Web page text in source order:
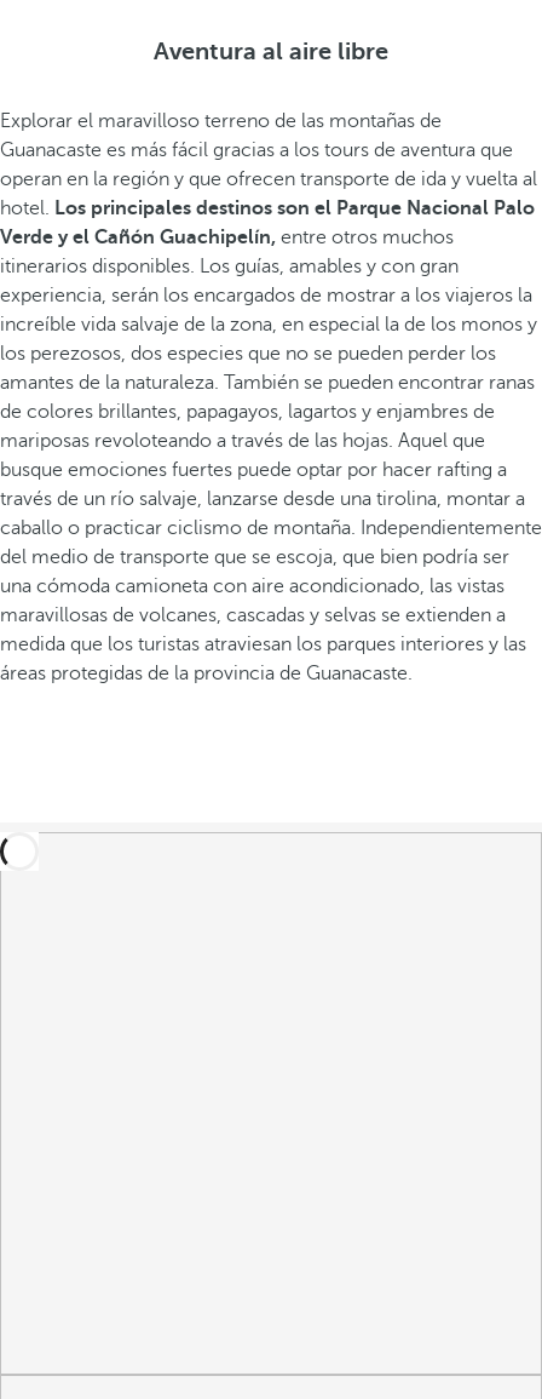
Aventura al aire libre
Explorar el maravilloso terreno de las montañas de
Guanacaste es más fácil gracias a los tours de aventura que
operan en la región y que ofrecen transporte de ida y vuelta al
hotel. Los principales destinos son el Parque Nacional Palo
Verde y el Cañón Guachipelín, entre otros muchos
itinerarios disponibles. Los guías, amables y con gran
experiencia, serán los encargados de mostrar a los viajeros la
increíble vida salvaje de la zona, en especial la de los monos y
los perezosos, dos especies que no se pueden perder los
amantes de la naturaleza. También se pueden encontrar ranas
de colores brillantes, papagayos, lagartos y enjambres de
mariposas revoloteando a través de las hojas. Aquel que
busque emociones fuertes puede optar por hacer rafting a
través de un río salvaje, lanzarse desde una tirolina, montar a
caballo o practicar ciclismo de montaña. Independientemente
del medio de transporte que se escoja, que bien podría ser
una cómoda camioneta con aire acondicionado, las vistas
maravillosas de volcanes, cascadas y selvas se extienden a
medida que los turistas atraviesan los parques interiores y las
áreas protegidas de la provincia de Guanacaste.